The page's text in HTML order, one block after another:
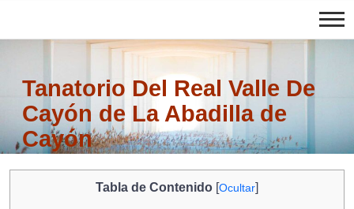
Tanatorio Del Real Valle De
Cayón de La Abadilla de
Cayón
Tabla de Contenido [Ocultar]